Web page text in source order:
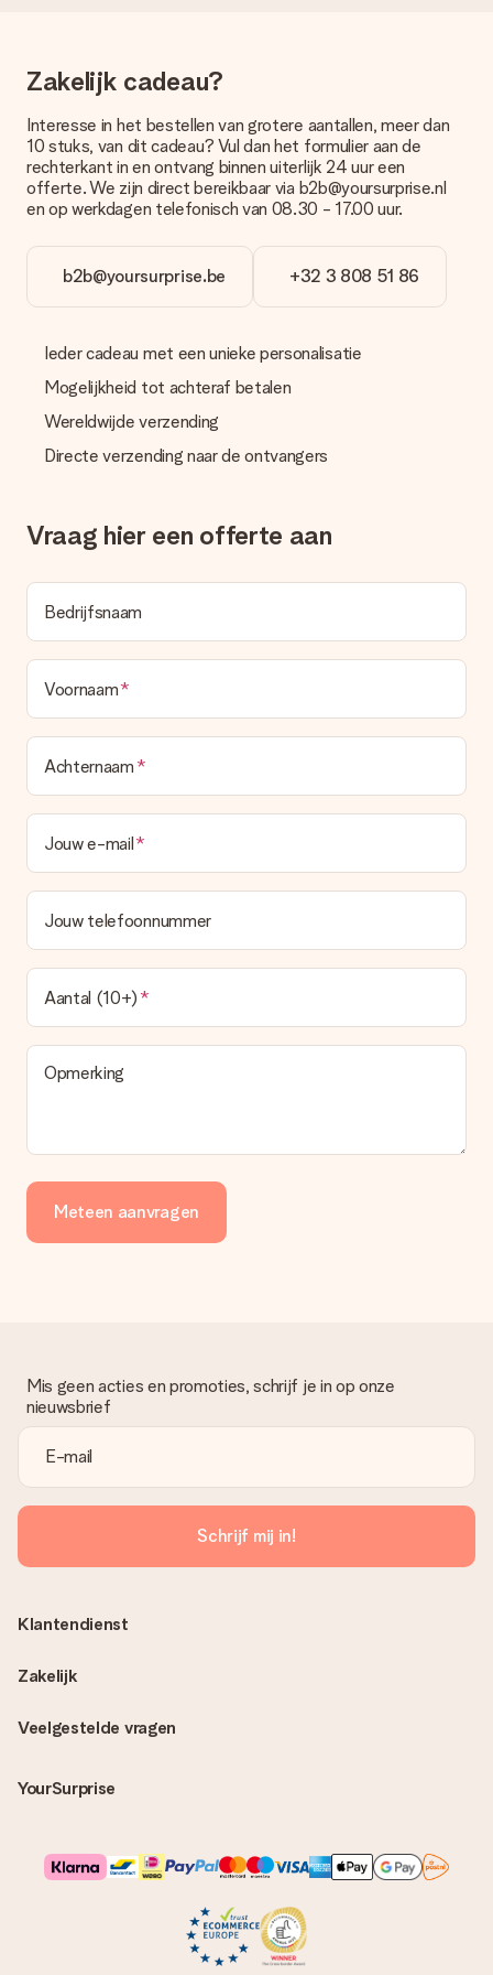
met onze klantenservice.
Betalen
Hoe kan ik mijn bestelling betalen?
Wij bieden de volgende betaalmethodes aan: iDeal, Paypal,
creditcard of handmatige overboeking. Hou bij handmatige
overboeking wel rekening met 3 dagen extra levertijd van je
Cadeau ontvangen
Wat als het cadeau toch niet helemaal naar mijn zin is?
geleverd. Je kunt hiervoor contact opnemen met onze
klantenservice, zij helpen je graag bij het vinden van een
passende oplossing.
Er wordt geen factuur meegestuurd bij je bestelling. Je
gerust het cadeau gelijk bij de ontvanger laten afleveren, zo is
het echt een verrassing!
Zakelijk cadeau?
Interesse in het bestellen van grotere aantallen, meer dan
10 stuks, van dit cadeau? Vul dan het formulier aan de
rechterkant in en ontvang binnen uiterlijk 24 uur een
offerte. We zijn direct bereikbaar via b2b@yoursurprise.nl
en op werkdagen telefonisch van 08.30 - 17.00 uur.
b2b@yoursurprise.be +32 3 808 51 86
Ieder cadeau met een unieke personalisatie
Mogelijkheid tot achteraf betalen
Wereldwijde verzending
Directe verzending naar de ontvangers
Vraag hier een offerte aan
Bedrijfsnaam
Voornaam
Achternaam
Jouw e-mail
Jouw telefoonnummer
Aantal (10+)
Opmerking
Meteen aanvragen
Mis geen acties en promoties, schrijf je in op onze
nieuwsbrief
Schrijf mij in!
Veelgestelde vragen
YourSurprise
Klantendienst
Zakelijk